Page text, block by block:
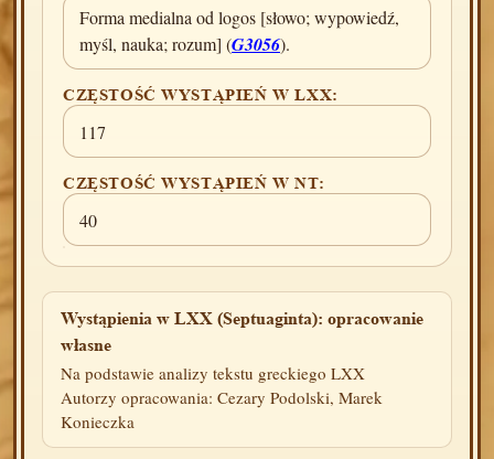
Forma medialna od logos [słowo; wypowiedź,
myśl, nauka; rozum] (G3056).
CZĘSTOŚĆ WYSTĄPIEŃ W LXX:
117
CZĘSTOŚĆ WYSTĄPIEŃ W NT:
40
Wystąpienia w LXX (Septuaginta): opracowanie
własne
Na podstawie analizy tekstu greckiego LXX
Autorzy opracowania: Cezary Podolski, Marek
Konieczka